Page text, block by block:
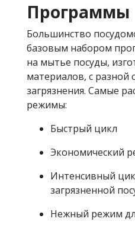
Программы
Большинство
базовым набором
на мытье посуды,
материалов, с разной
загрязнения. Самые
режимы:
Быстрый цикл
Экономический
Интенсивный
загрязненной
Нежный режим